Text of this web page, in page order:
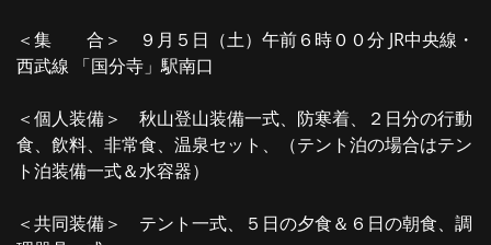
＜集 合＞ ９月５日（土）午前６時００分 JR中央線・
西武線 「国分寺」駅南口
＜個人装備＞ 秋山登山装備一式、防寒着、２日分の行動
食、飲料、非常食、温泉セット、（テント泊の場合はテン
ト泊装備一式＆水容器）
＜共同装備＞ テント一式、５日の夕食＆６日の朝食、調